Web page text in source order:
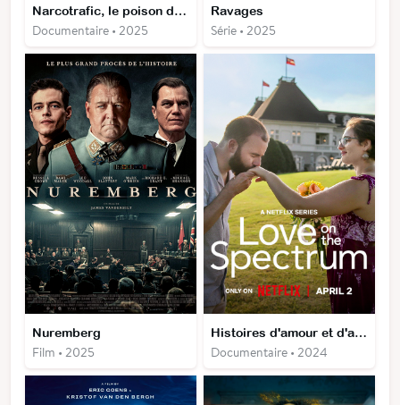
Narcotrafic, le poison de l'Europe
Documentaire • 2025
Ravages
Série • 2025
Nuremberg
Film • 2025
Histoires d'amour et d'autisme
Documentaire • 2024